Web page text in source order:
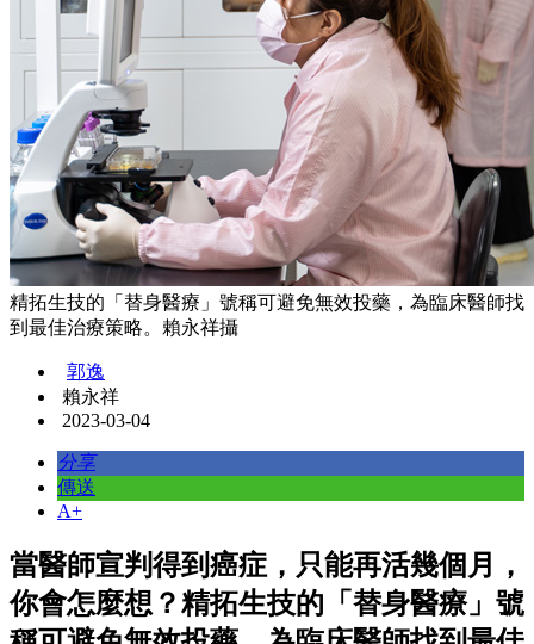
精拓生技的「替身醫療」號稱可避免無效投藥，為臨床醫師找
到最佳治療策略。賴永祥攝
郭逸
賴永祥
2023-03-04
分享
傳送
A+
當醫師宣判得到癌症，只能再活幾個月，
你會怎麼想？精拓生技的「替身醫療」號